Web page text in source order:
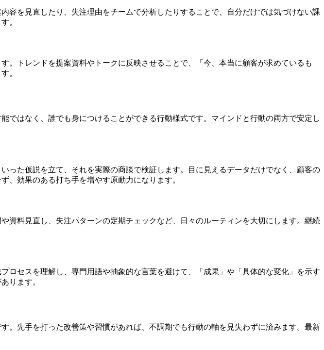
容を見直したり、失注理由をチームで分析したりすることで、自分だけでは気づけない課
。
トレンドを提案資料やトークに反映させることで、「今、本当に顧客が求めているも
。
はなく、誰でも身につけることができる行動様式です。マインドと行動の両方で安定し
った仮説を立て、それを実際の商談で検証します。目に見えるデータだけでなく、顧客の
、効果のある打ち手を増やす原動力になります。
資料見直し、失注パターンの定期チェックなど、日々のルーティンを大切にします。継続
ロセスを理解し、専門用語や抽象的な言葉を避けて、「成果」や「具体的な変化」を示す
ります。
。先手を打った改善策や習慣があれば、不調期でも行動の軸を見失わずに済みます。最新